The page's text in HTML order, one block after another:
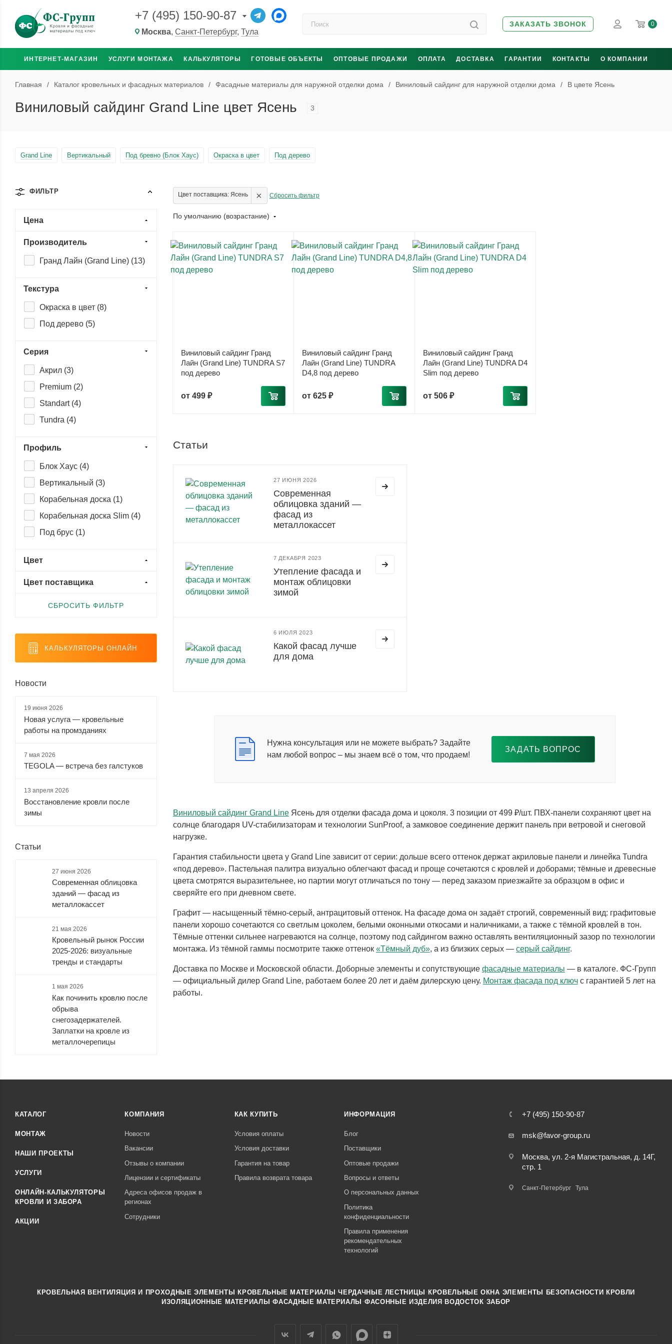
+7 (495) 150-90-87
Москва, Санкт-Петербург, Тула
ЗАКАЗАТЬ ЗВОНОК 0
ИНТЕРНЕТ-МАГАЗИН УСЛУГИ МОНТАЖА КАЛЬКУЛЯТОРЫ ГОТОВЫЕ ОБЪЕКТЫ ОПТОВЫЕ ПРОДАЖИ ОПЛАТА ДОСТАВКА ГАРАНТИИ КОНТАКТЫ О КОМПАНИИ
Главная / Каталог кровельных и фасадных материалов / Фасадные материалы для наружной отделки дома / Виниловый сайдинг для наружной отделки дома / В цвете Ясень
Виниловый сайдинг Grand Line цвет Ясень 3
Grand Line Вертикальный Под бревно (Блок Хаус) Окраска в цвет Под дерево
Цвет поставщика: Ясень × Сбросить фильтр
По умолчанию (возрастание)
Виниловый сайдинг Гранд
Лайн (Grand Line) TUNDRA S7
под дерево
от 499 ₽
Виниловый сайдинг Гранд
Лайн (Grand Line) TUNDRA
D4,8 под дерево
от 625 ₽
Виниловый сайдинг Гранд
Лайн (Grand Line) TUNDRA D4
Slim под дерево
от 506 ₽
Статьи
27 ИЮНЯ 2026
Современная
облицовка зданий —
фасад из
металлокассет
7 ДЕКАБРЯ 2023
Утепление фасада и
монтаж облицовки
зимой
6 ИЮЛЯ 2023
Какой фасад лучше
для дома
Нужна консультация или не можете выбрать? Задайте
нам любой вопрос – мы знаем всё о том, что продаем!
ЗАДАТЬ ВОПРОС
Виниловый сайдинг Grand LineЯсень для отделки фасада дома и цоколя. 3 позиции от 499 ₽/шт. ПВХ-панели сохраняют цвет на
солнце благодаря UV-стабилизаторам и технологии SunProof, а замковое соединение держит панель при ветровой и снеговой
нагрузке.
Гарантия стабильности цвета у Grand Line зависит от серии: дольше всего оттенок держат акриловые панели и линейка Tundra
«под дерево». Пастельная палитра визуально облегчают фасад и проще сочетаются с кровлей и доборами; тёмные и древесные
цвета смотрятся выразительнее, но партии могут отличаться по тону — перед заказом приезжайте за образцом в офис и
сверяйте его при дневном свете.
Графит — насыщенный тёмно-серый, антрацитовый оттенок. На фасаде дома он задаёт строгий, современный вид: графитовые
панели хорошо сочетаются со светлым цоколем, белыми оконными откосами и наличниками, а также с тёмной кровлей в тон.
Тёмные оттенки сильнее нагреваются на солнце, поэтому под сайдингом важно оставлять вентиляционный зазор по технологии
монтажа. Из тёмной гаммы посмотрите также оттенок «Тёмный дуб», а из близких серых — серый сайдинг.
Доставка по Москве и Московской области. Доборные элементы и сопутствующие фасадные материалы — в каталоге. ФС-Групп
— официальный дилер Grand Line, работаем более 20 лет и даём дилерскую цену. Монтаж фасада под ключс гарантией 5 лет на
работы.
ФИЛЬТР
Цена
Производитель
Гранд Лайн (Grand Line) (13)
Текстура
Окраска в цвет (8)
Под дерево (5)
Серия
Акрил (3)
Premium (2)
Standart (4)
Tundra (4)
Профиль
Блок Хаус (4)
Вертикальный (3)
Корабельная доска (1)
Корабельная доска Slim (4)
Под брус (1)
Цвет
Цвет поставщика
СБРОСИТЬ ФИЛЬТР
КАЛЬКУЛЯТОРЫ ОНЛАЙН
Новости
19 июня 2026
Новая услуга — кровельные
работы на промзданиях
7 мая 2026
TEGOLA — встреча без галстуков
13 апреля 2026
Восстановление кровли после
зимы
Статьи
27 июня 2026
Современная облицовка
зданий — фасад из
металлокассет
21 мая 2026
Кровельный рынок России
2025-2026: визуальные
тренды и стандарты
1 мая 2026
Как починить кровлю после
обрыва
снегозадержателей.
Заплатки на кровле из
металлочерепицы
КАТАЛОГ
МОНТАЖ
НАШИ ПРОЕКТЫ
УСЛУГИ
ОНЛАЙН-КАЛЬКУЛЯТОРЫ
КРОВЛИ И ЗАБОРА
АКЦИИ
КОМПАНИЯ
Новости
Вакансии
Отзывы о компании
Лицензии и сертификаты
Адреса офисов продаж в
регионах
Сотрудники
КАК КУПИТЬ
Условия оплаты
Условия доставки
Гарантия на товар
Правила возврата товара
ИНФОРМАЦИЯ
Блог
Поставщики
Оптовые продажи
Вопросы и ответы
О персональных данных
Политика
конфиденциальности
Правила применения
рекомендательных
технологий
+7 (495) 150-90-87
msk@favor-group.ru
Москва, ул. 2-я Магистральная, д. 14Г,
стр. 1
Санкт-Петербург Тула
КРОВЕЛЬНАЯ ВЕНТИЛЯЦИЯ И ПРОХОДНЫЕ ЭЛЕМЕНТЫ ·КРОВЕЛЬНЫЕ МАТЕРИАЛЫ ·ЧЕРДАЧНЫЕ ЛЕСТНИЦЫ ·КРОВЕЛЬНЫЕ ОКНА ·ЭЛЕМЕНТЫ БЕЗОПАСНОСТИ КРОВЛИ
ИЗОЛЯЦИОННЫЕ МАТЕРИАЛЫ ·ФАСАДНЫЕ МАТЕРИАЛЫ ·ФАСОННЫЕ ИЗДЕЛИЯ ·ВОДОСТОК ·ЗАБОР